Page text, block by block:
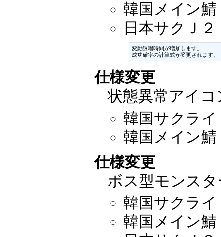
韓国メイン鯖
日本サクＪ
変動詠唱時間が増加します。
成功確率の計算式が変更されます。
仕様変更
状態異常アイコ
韓国サクライ
韓国メイン鯖
仕様変更
ボス型モンス
韓国サクライ
韓国メイン鯖